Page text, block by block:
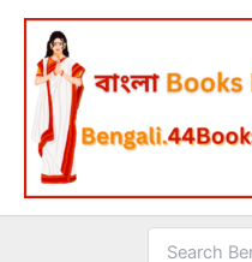
Skip
content